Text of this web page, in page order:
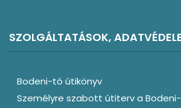
SZOLGÁLTATÁSOK,
Bodeni-tó útikönyv
Személyre szabott útiterv a